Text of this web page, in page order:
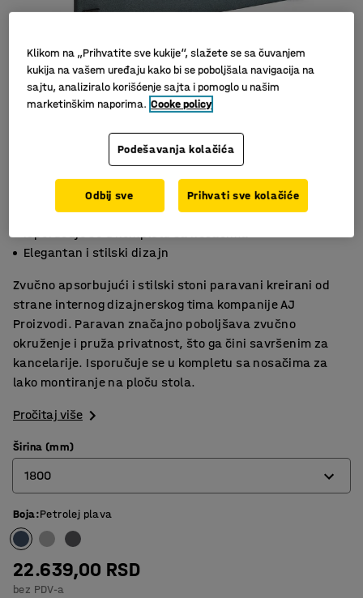
Efektivna apsorpcija buke
isporučuje se u kompletu sa nosačima
Elegantan i stilski dizajn
Zvučno apsorbujući i stilski stoni paravani kreirani od
strane internog dizajnerskog tima kompanije AJ
Proizvodi. Paravan značajno poboljšava zvučno
okruženje i pruža privatnost, što ga čini savršenim za
kancelarije. Isporučuje se u kompletu sa nosačima za
lako montiranje na ploču stola.
Pročitaj više
Širina (mm)
1800
600
800
1000
Boja:Petrolej plava
22.639,00 RSD
bez PDV-a
Klikom na „Prihvatite sve kukije“, slažete se sa čuvanjem
kukija na vašem uređaju kako bi se poboljšala navigacija na
sajtu, analiziralo korišćenje sajta i pomoglo u našim
marketinškim naporima. Cooke policy
Podešavanja kolačića
Odbij sve Prihvati sve kolačiće